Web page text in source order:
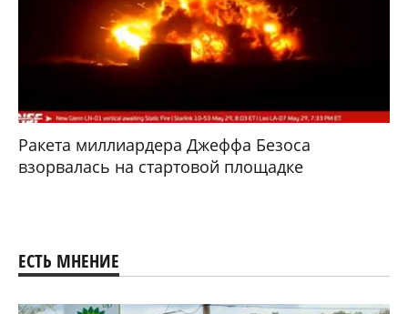
Ракета миллиардера Джеффа Безоса
взорвалась на стартовой площадке
ЕСТЬ МНЕНИЕ